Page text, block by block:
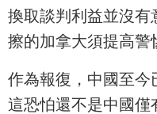
換取談判利益並沒有
擦的加拿大須提高警
作為報復，中國至今
這恐怕還不是中國僅